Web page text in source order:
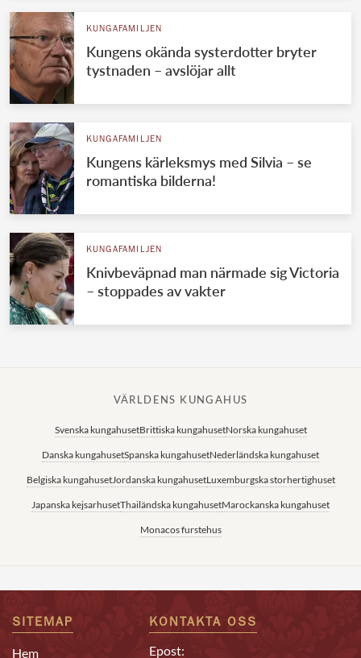
KUNGAFAMILJEN
Kungens okända systerdotter bryter
tystnaden – avslöjar allt
KUNGAFAMILJEN
Kungens kärleksmys med Silvia – se
romantiska bilderna!
KUNGAFAMILJEN
Knivbeväpnad man närmade sig Victoria
– stoppades av vakter
VÄRLDENS KUNGAHUS
Svenska kungahusetBrittiska kungahusetNorska kungahuset
Danska kungahusetSpanska kungahusetNederländska kungahuset
Belgiska kungahusetJordanska kungahusetLuxemburgska storhertighuset
Japanska kejsarhusetThailändska kungahusetMarockanska kungahuset
Monacos furstehus
SITEMAP
Hem
KONTAKTA OSS
Epost: